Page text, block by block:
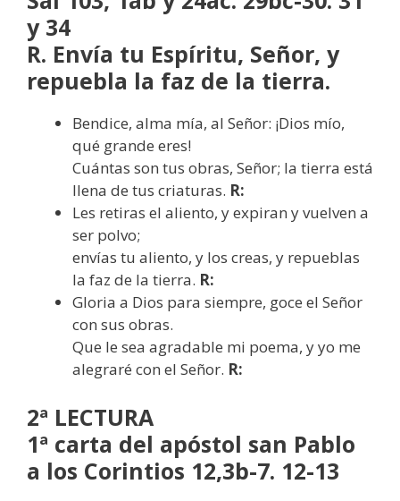
y 34
R. Envía tu Espíritu, Señor, y
repuebla la faz de la tierra.
Bendice, alma mía, al Señor: ¡Dios mío,
qué grande eres!
Cuántas son tus obras, Señor; la tierra está
llena de tus criaturas. R:
Les retiras el aliento, y expiran y vuelven a
ser polvo;
envías tu aliento, y los creas, y repueblas
la faz de la tierra. R:
Gloria a Dios para siempre, goce el Señor
con sus obras.
Que le sea agradable mi poema, y yo me
alegraré con el Señor. R:
2ª LECTURA
1ª carta del apóstol san Pablo
a los Corintios 12,3b-7. 12-13